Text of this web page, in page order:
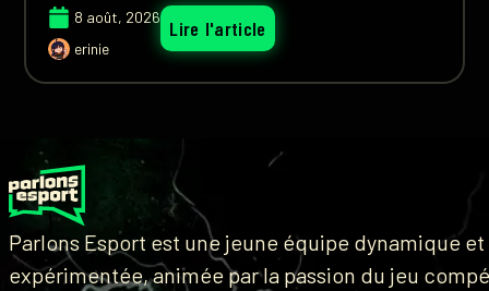
8 août, 2026
erinie
Lire l'article
Parlons Esport est une jeune équipe dynamique et
expérimentée, animée par la passion du jeu